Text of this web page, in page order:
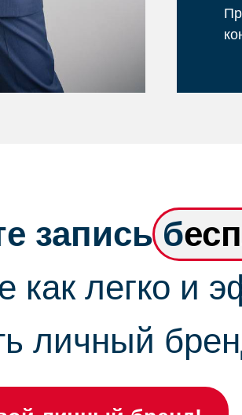
как легко и
личный
запись б